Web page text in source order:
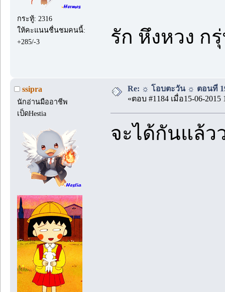
กระทู้: 2316
ให้คะแนนชื่นชมคนนี้:
+285/-3
รัก หึงหวง ก
ssipra
นักอ่านมืออาชีพ
เป็ดHestia
Re: ☼ โอบตะวัน ☼ ตอนที่ 19
«ตอบ #1184 เมื่อ15-06-2015
จะได้กันแล้ว